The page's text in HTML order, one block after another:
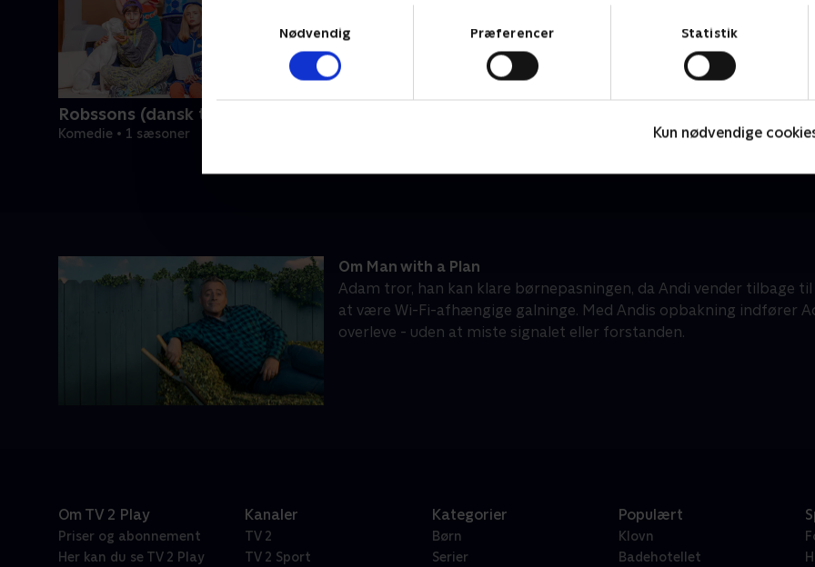
Nødvendig
Præferencer Statistik
Kun nødvendige
Robssons (dansk tale)
Komedie • 1 sæsoner
Om Man with a Plan
Adam tror, han kan klare børnepasningen, da Andi vender tilbage
at være Wi-Fi-afhængige galninge. Med Andis opbakning indfører
overleve - uden at miste signalet eller forstanden.
Om TV 2 Play
Priser og abonnement
Her kan du se TV 2 Play
Kanaler
TV 2
TV 2 Sport
Kategorier
Børn
Serier
Populært
Klovn
Badehotellet